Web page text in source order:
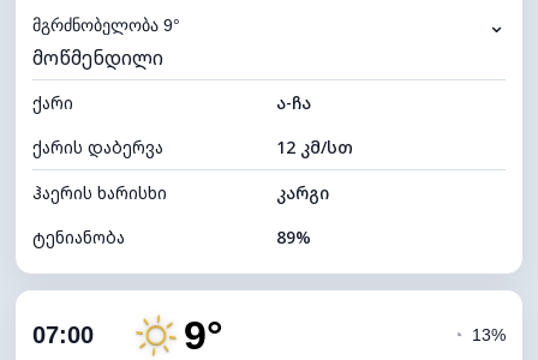
ნამის წერტილი
ხილვადობა
განათების ინდექსი 0 (ბნელი)
ღრუბლის სიმაღლე 5200 მ
მგრძნობელობა 9° ⌄
მოწმენდილი
ქარი
ა-ჩა
ქარის დაბერვა
12 კმ/სთ
ჰაერის ხარისხი
კარგი
ტენიანობა
89%
ღრუბლიანობა
07:00 9° ◔ 13%